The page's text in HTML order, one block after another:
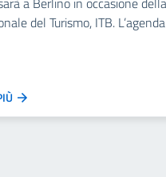
del Turismo, ITB.